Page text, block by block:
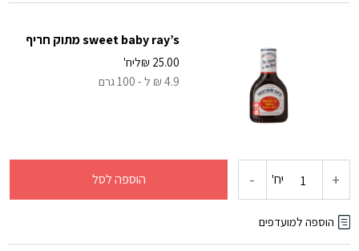
sweet baby ray’s מתוק חריף
₪ 25.00
ליח'
4.9 ₪ ל - 100 גרם
+ כמות
של
יח' - הוספה לסל
הוספה למועדפים